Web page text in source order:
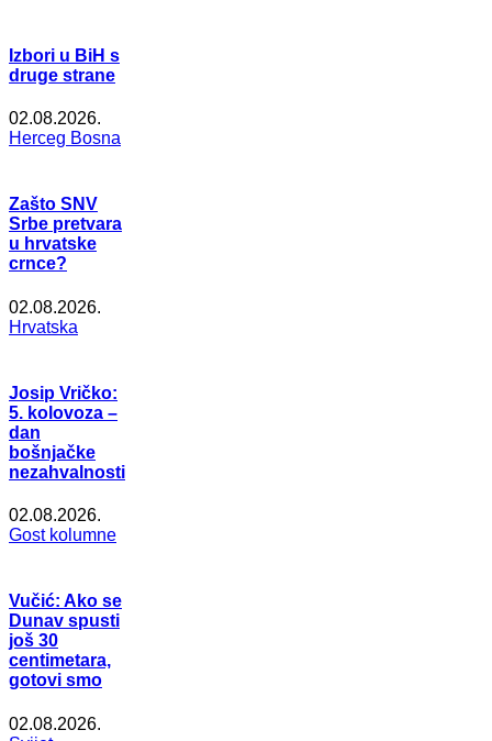
Izbori u BiH s
druge strane
02.08.2026.
Herceg Bosna
Zašto SNV
Srbe pretvara
u hrvatske
crnce?
02.08.2026.
Hrvatska
Josip Vričko:
5. kolovoza –
dan
bošnjačke
nezahvalnosti
02.08.2026.
Gost kolumne
Vučić: Ako se
Dunav spusti
još 30
centimetara,
gotovi smo
02.08.2026.